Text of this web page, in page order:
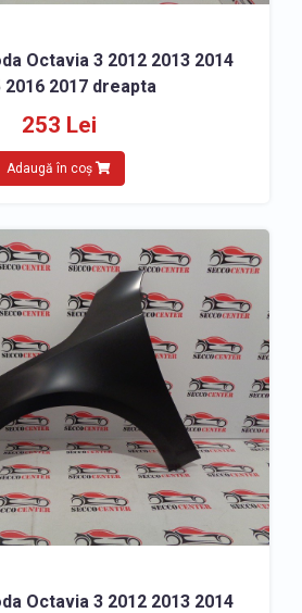
Octavia 3 2012 2013 2014
2016 2017 dreapta
253 Lei
Adaugă în coș
Octavia 3 2012 2013 2014